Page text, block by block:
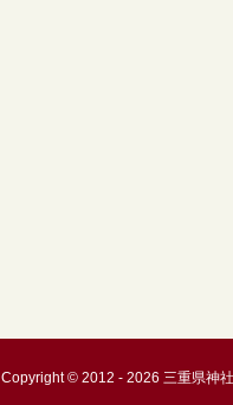
Copyright © 2012 - 2026 三重県神